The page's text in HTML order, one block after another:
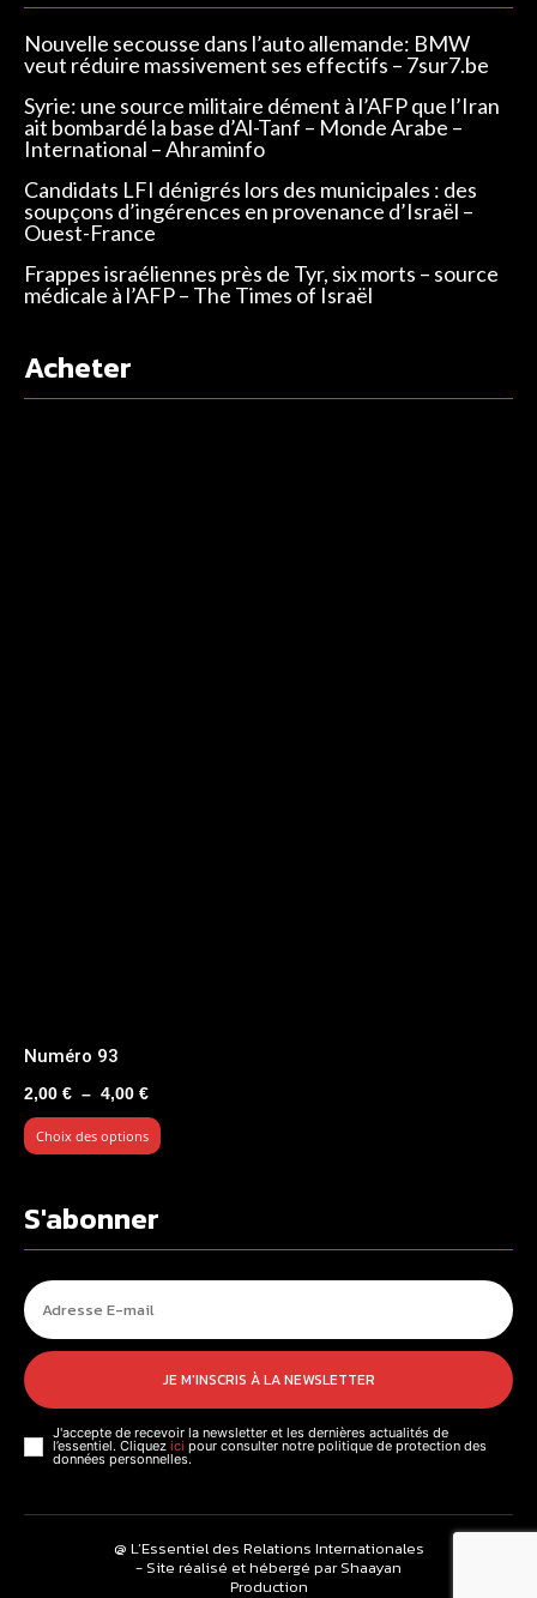
Nouvelle secousse dans l’auto allemande: BMW
veut réduire massivement ses effectifs – 7sur7.be
Syrie: une source militaire dément à l’AFP que l’Iran
ait bombardé la base d’Al-Tanf – Monde Arabe –
International – Ahraminfo
Candidats LFI dénigrés lors des municipales : des
soupçons d’ingérences en provenance d’Israël –
Ouest-France
Frappes israéliennes près de Tyr, six morts – source
médicale à l’AFP – The Times of Israël
Acheter
Numéro 93
2,00 € – 4,00 €Plage
de
prix :
4,00 €
Choix des options
S'abonner
JE M'INSCRIS À LA NEWSLETTER
J'accepte de recevoir la newsletter et les dernières actualités de
l’essentiel. Cliquez ici pour consulter notre politique de protection des
données personnelles.
@ L’Essentiel des Relations Internationales
- Site réalisé et hébergé par Shaayan
Production